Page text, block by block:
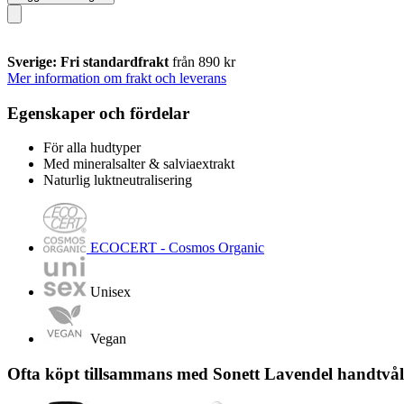
Sverige: Fri standardfrakt från 890 kr
Mer information om frakt och leverans
Egenskaper och fördelar
För alla hudtyper
Med mineralsalter & salviaextrakt
Naturlig luktneutralisering
ECOCERT - Cosmos Organic
Unisex
Vegan
Ofta köpt tillsammans med Sonett Lavendel